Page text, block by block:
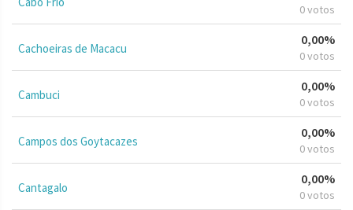
0 votos
Cachoeiras de Macacu
0,00%
0 votos
Cambuci
0,00%
0 votos
Campos dos Goytacazes
0,00%
0 votos
Cantagalo
0,00%
0 votos